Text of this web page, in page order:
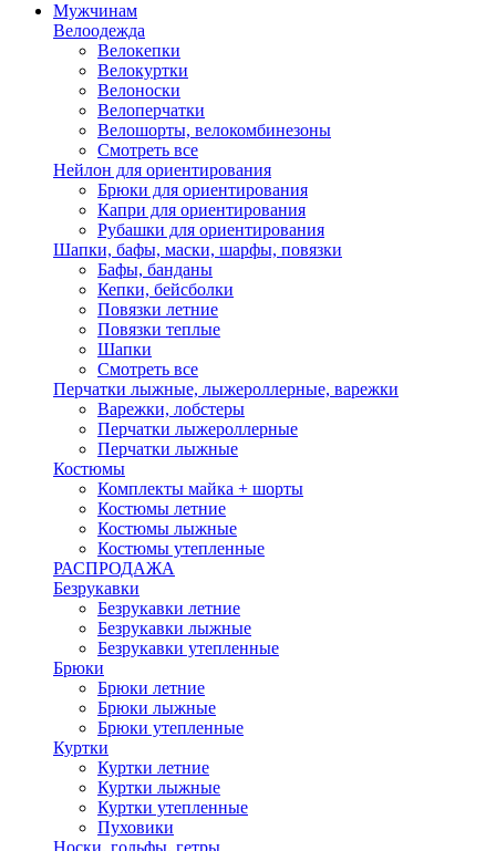
Мужчинам
Велоодежда
Велокепки
Велокуртки
Велоноски
Велоперчатки
Велошорты, велокомбинезоны
Смотреть все
Нейлон для ориентирования
Брюки для ориентирования
Капри для ориентирования
Рубашки для ориентирования
Шапки, бафы, маски, шарфы, повязки
Бафы, банданы
Кепки, бейсболки
Повязки летние
Повязки теплые
Шапки
Смотреть все
Перчатки лыжные, лыжероллерные, варежки
Варежки, лобстеры
Перчатки лыжероллерные
Перчатки лыжные
Костюмы
Комплекты майка + шорты
Костюмы летние
Костюмы лыжные
Костюмы утепленные
РАСПРОДАЖА
Безрукавки
Безрукавки летние
Безрукавки лыжные
Безрукавки утепленные
Брюки
Брюки летние
Брюки лыжные
Брюки утепленные
Куртки
Куртки летние
Куртки лыжные
Куртки утепленные
Пуховики
Носки, гольфы, гетры